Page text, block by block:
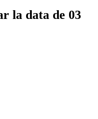
la data de 03